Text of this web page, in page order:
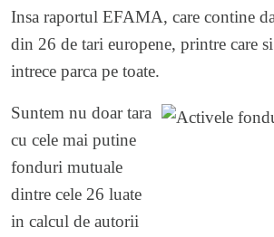
Insa raportul EFAMA, care contine
din 26 de tari europene, printre care
intrece parca pe toate.
Suntem nu doar tara
cu cele mai putine
fonduri mutuale
dintre cele 26 luate
in calcul de autorii